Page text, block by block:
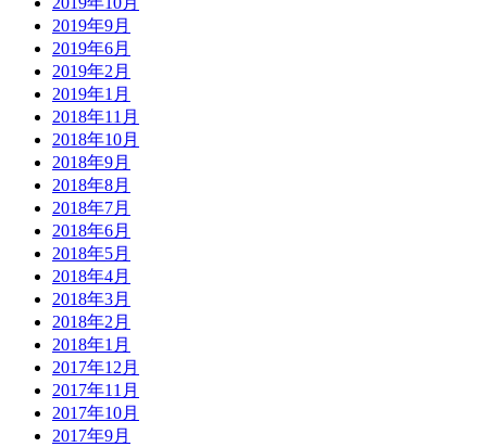
2019年9月
2019年6月
2019年2月
2019年1月
2018年11月
2018年10月
2018年9月
2018年8月
2018年7月
2018年6月
2018年5月
2018年4月
2018年3月
2018年2月
2018年1月
2017年12月
2017年11月
2017年10月
2017年9月